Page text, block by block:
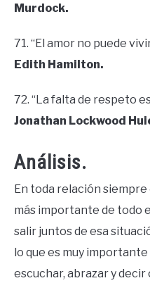
Murdock.
71. “El amor no puede
Edith Hamilton.
72. “La falta de respeto
Jonathan Lockwood
Análisis.
En toda relación
más importante de todo
salir juntos de esa
lo que es muy
escuchar, abrazar y decir